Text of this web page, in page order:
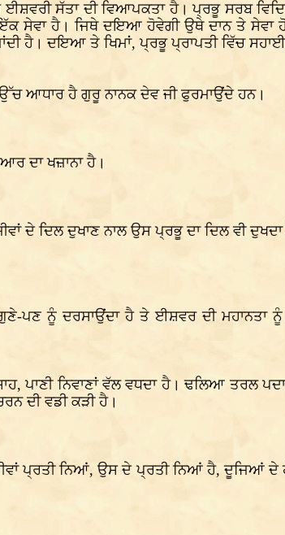
ਸੱਤਾ ਦੀ ਵਿਆਪਕਤਾ ਹੈ। ਪ੍ਰਭੂ ਸਰਬ
ਹੈ। ਜਿਥੇ ਦਇਆ ਹੋਵੇਗੀ ਉਥੇ ਦਾਨ ਤੇ ਸੇਵਾ
ਹੈ। ਦਇਆ ਤੇ ਖਿਮਾਂ, ਪ੍ਰਭੂ ਪ੍ਰਾਪਤੀ ਵਿੱਚ ਸਹਾਈ
ਉੱਚ ਆਧਾਰ ਹੈ ਗੁਰੂ ਨਾਨਕ ਦੇਵ ਜੀ ਫੁਰਮਾਉਂਦੇ ਹਨ।
ਦਾ ਖਜ਼ਾਨਾ ਹੈ।
ਦੇ ਦਿਲ ਦੁਖਾਣ ਨਾਲ ਉਸ ਪ੍ਰਭੂ ਦਾ ਦਿਲ ਵੀ
ਨੂੰ ਦਰਸਾਉਂਦਾ ਹੈ ਤੇ ਈਸ਼ਵਰ ਦੀ ਮਹਾਨਤਾ
ਨਿਵਾਣਾਂ ਵੱਲ ਵਧਦਾ ਹੈ। ਢਲਿਆ ਤਰਲ
ਦੀ ਵਡੀ ਕੜੀ ਹੈ।
ਪ੍ਰਤੀ ਨਿਆਂ, ਉਸ ਦੇ ਪ੍ਰਤੀ ਨਿਆਂ ਹੈ, ਦੂਜਿਆਂ ਦੇ